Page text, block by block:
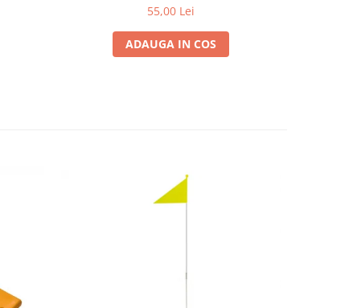
55,00 Lei
ADAUGA IN COS